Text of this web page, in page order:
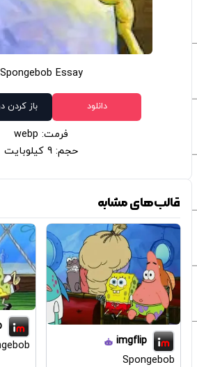
Spongebob Essay
دانلود باز کردن
فرمت: webp
حجم: 9 کیلوبایت
قالب‌های مشابه
imgflip
Spongebob